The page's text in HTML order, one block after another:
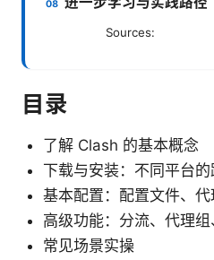
Sources:
目录
了解 Clash 的基本概念
下载与安装：不同平台的
基本配置：配置文件、代
高级功能：分流、代理
常见场景实操